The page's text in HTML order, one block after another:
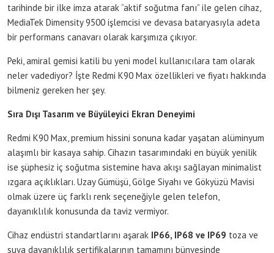
tarihinde bir ilke imza atarak “aktif soğutma fanı” ile gelen cihaz,
MediaTek Dimensity 9500 işlemcisi ve devasa bataryasıyla adeta
bir performans canavarı olarak karşımıza çıkıyor.
Peki, amiral gemisi katili bu yeni model kullanıcılara tam olarak
neler vadediyor? İşte Redmi K90 Max özellikleri ve fiyatı hakkında
bilmeniz gereken her şey.
Sıra Dışı Tasarım ve Büyüleyici Ekran Deneyimi
Redmi K90 Max, premium hissini sonuna kadar yaşatan alüminyum
alaşımlı bir kasaya sahip. Cihazın tasarımındaki en büyük yenilik
ise şüphesiz iç soğutma sistemine hava akışı sağlayan minimalist
ızgara açıklıkları. Uzay Gümüşü, Gölge Siyahı ve Gökyüzü Mavisi
olmak üzere üç farklı renk seçeneğiyle gelen telefon,
dayanıklılık konusunda da taviz vermiyor.
Cihaz endüstri standartlarını aşarak IP66, IP68 ve IP69 toza ve
suya dayanıklılık sertifikalarının tamamını bünyesinde